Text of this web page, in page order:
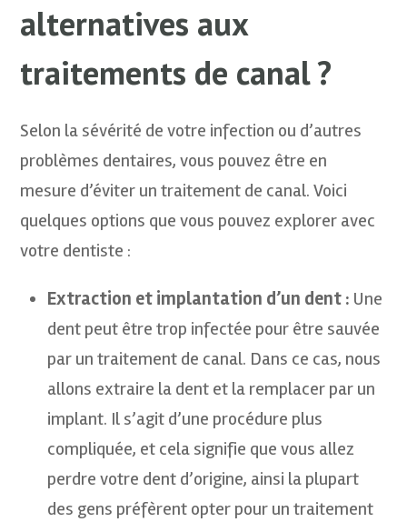
alternatives aux
traitements de canal ?
Selon la sévérité de votre infection ou d’autres
problèmes dentaires, vous pouvez être en
mesure d’éviter un traitement de canal. Voici
quelques options que vous pouvez explorer avec
votre dentiste :
Extraction et implantation d’un dent : Une
dent peut être trop infectée pour être sauvée
par un traitement de canal. Dans ce cas, nous
allons extraire la dent et la remplacer par un
implant. Il s’agit d’une procédure plus
compliquée, et cela signifie que vous allez
perdre votre dent d’origine, ainsi la plupart
des gens préfèrent opter pour un traitement